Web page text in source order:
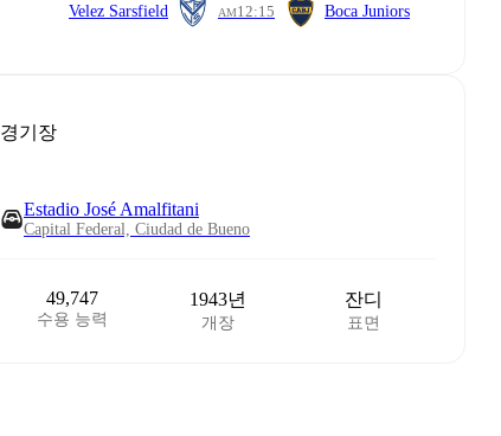
Velez Sarsfield AM12:15 Boca Juniors
경기장
Estadio José Amalfitani
Capital Federal, Ciudad de Bueno
49,747
수용 능력
1943년
개장
잔디
표면